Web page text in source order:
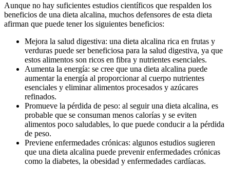
Aunque no hay suficientes estudios científicos que respalden los
beneficios de una dieta alcalina, muchos defensores de esta dieta
afirman que puede tener los siguientes beneficios:
Mejora la salud digestiva: una dieta alcalina rica en frutas y
verduras puede ser beneficiosa para la salud digestiva, ya que
estos alimentos son ricos en fibra y nutrientes esenciales.
Aumenta la energía: se cree que una dieta alcalina puede
aumentar la energía al proporcionar al cuerpo nutrientes
esenciales y eliminar alimentos procesados y azúcares
refinados.
Promueve la pérdida de peso: al seguir una dieta alcalina, es
probable que se consuman menos calorías y se eviten
alimentos poco saludables, lo que puede conducir a la pérdida
de peso.
Previene enfermedades crónicas: algunos estudios sugieren
que una dieta alcalina puede prevenir enfermedades crónicas
como la diabetes, la obesidad y enfermedades cardíacas.